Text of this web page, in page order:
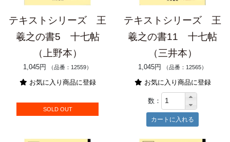
テキストシリーズ 王
羲之の書5 十七帖
（上野本）
1,045円 （品番：12559）
お気に入り商品に登録
SOLD OUT
テキストシリーズ 王
羲之の書11 十七帖
（三井本）
1,045円 （品番：12565）
お気に入り商品に登録
数：